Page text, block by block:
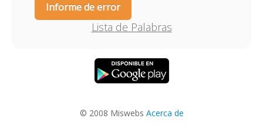
Informe de error
Lista de Palabras
© 2008 Miswebs Acerca de